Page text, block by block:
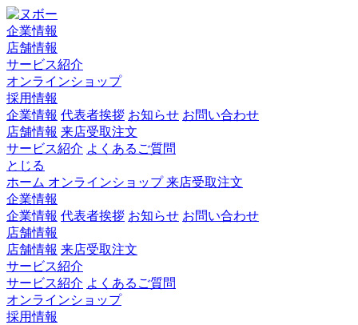
企業情報
店舗情報
サービス紹介
オンラインショップ
採用情報
企業情報 代表者挨拶 お知らせ お問い合わせ
店舗情報 来店受取注文
サービス紹介 よくあるご質問
とじる
ホーム オンラインショップ来店受取注文
企業情報
企業情報 代表者挨拶 お知らせ お問い合わせ
店舗情報
店舗情報 来店受取注文
サービス紹介
サービス紹介 よくあるご質問
オンラインショップ
採用情報